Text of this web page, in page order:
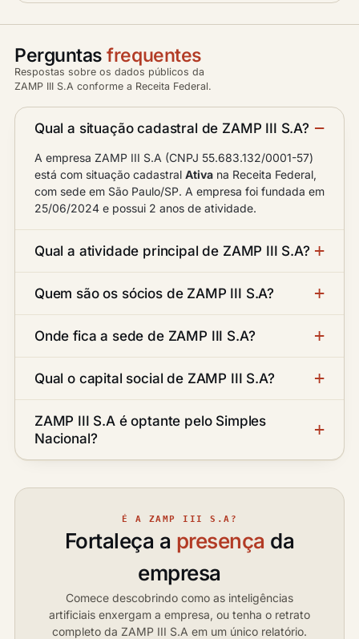
Perguntasfrequentes
Respostas sobre os dados públicos da
ZAMP III S.A conforme a Receita Federal.
Qual a situação cadastral de ZAMP III S.A?
A empresa ZAMP III S.A (CNPJ 55.683.132/0001-57)
está com situação cadastral Ativa na Receita Federal,
com sede em São Paulo/SP. A empresa foi fundada em
25/06/2024 e possui 2 anos de atividade.
Qual a atividade principal de ZAMP III S.A?
Quem são os sócios de ZAMP III S.A?
Onde fica a sede de ZAMP III S.A?
Qual o capital social de ZAMP III S.A?
ZAMP III S.A é optante pelo Simples
Nacional?
É A ZAMP III S.A?
Fortaleça a presença da
empresa
Comece descobrindo como as inteligências
artificiais enxergam a empresa, ou tenha o retrato
completo da ZAMP III S.A em um único relatório.